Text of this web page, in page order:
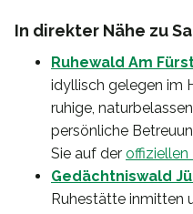
In direkter Nähe zu
Ruhewald Am
idyllisch gelegen im
ruhige,
persönliche
Sie auf der offiziellen
Gedächtniswald
Ruhestätte inmitten